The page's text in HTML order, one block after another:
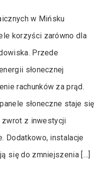
w Mińsku
korzyści zarówno dla
Przede
słonecznej
rachunków za prąd.
słoneczne staje się
zwrot z inwestycji
Dodatkowo, instalacje
się do zmniejszenia […]